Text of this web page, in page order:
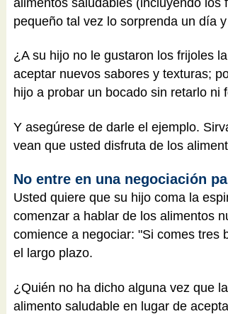
pequeño tal vez lo sorprenda un día
¿A su hijo no le gustaron los frijoles
aceptar nuevos sabores y texturas;
hijo a probar un bocado sin retarlo ni
Y asegúrese de darle el ejemplo.
vean que usted disfruta de los
No entre en una negociación
Usted quiere que su hijo coma la
comenzar a hablar de los alimentos
comience a negociar: "Si comes tres
el largo plazo.
¿Quién no ha dicho alguna vez que
alimento saludable en lugar de